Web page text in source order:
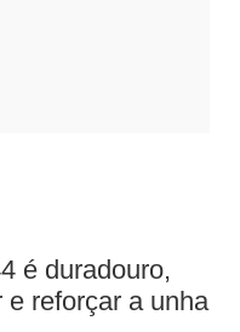
é duradouro,
reforçar a unha